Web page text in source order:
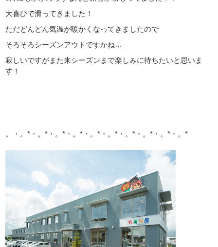
大喜びで滑ってきました！
ただどんどん気温が暖かくなってきましたので
そろそろシーズンアウトですかね…
寂しいですがまた来シーズンまで楽しみに待ちたいと思いま
す！
。・。*・。*・。*・。*・。*・。*・。*・。*・。*・。*